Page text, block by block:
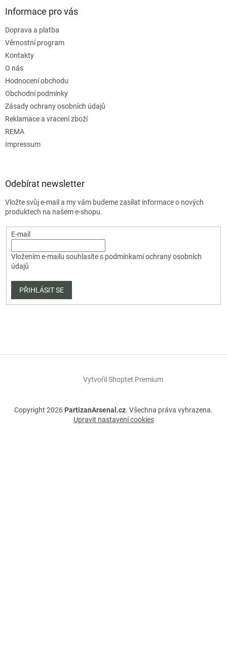
Informace pro vás
Doprava a platba
Věrnostní program
Kontakty
O nás
Hodnocení obchodu
Obchodní podmínky
Zásady ochrany osobních údajů
Reklamace a vracení zboží
REMA
Impressum
Odebírat newsletter
Vložte svůj e-mail a my vám budeme zasílat informace o nových
produktech na našem e-shopu.
E-mail
Vložením e-mailu souhlasíte s podmínkami ochrany osobních
údajů
PŘIHLÁSIT SE
Vytvořil Shoptet Premium
Copyright 2026 PartizanArsenal.cz. Všechna práva vyhrazena.
Upravit nastavení cookies